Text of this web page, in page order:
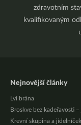
zdravotním
kvalifikovaným
Nejnovější články
Lví brána
Broskve bez kadeřavosti
Krevní skupina a